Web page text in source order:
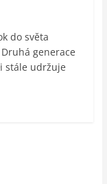
do světa
generace
stále udržuje